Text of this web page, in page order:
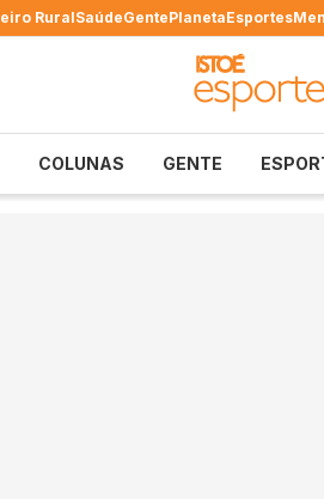
RuralSaúdeGentePlanetaEsportes
COLUNAS GENTE